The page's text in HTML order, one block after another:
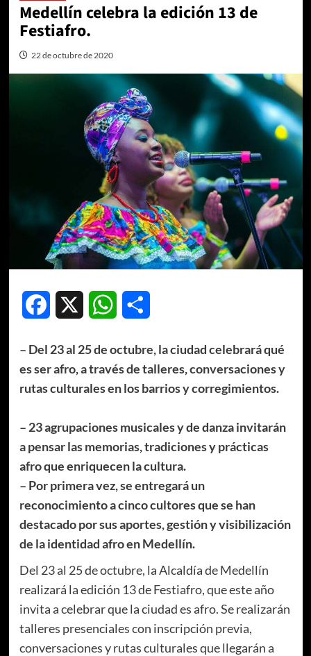
Medellín celebra la edición 13 de
Festiafro.
22 de octubre de 2020
Facebook WhatsApp
– Del 23 al 25 de octubre, la ciudad celebrará qué
es ser afro, a través de talleres, conversaciones y
rutas culturales en los barrios y corregimientos.
– 23 agrupaciones musicales y de danza invitarán
a pensar las memorias, tradiciones y prácticas
afro que enriquecen la cultura.
– Por primera vez, se entregará un
reconocimiento a cinco cultores que se han
destacado por sus aportes, gestión y visibilización
de la identidad afro en Medellín.
Del 23 al 25 de octubre, la Alcaldía de Medellín
realizará la edición 13 de Festiafro, que este año
invita a celebrar que la ciudad es afro. Se realizarán
talleres presenciales con inscripción previa,
conversaciones y rutas culturales que llegarán a